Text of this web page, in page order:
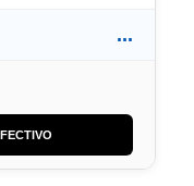
...